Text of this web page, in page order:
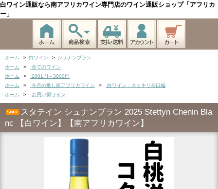
白ワイン通販なら南アフリカワイン専門店のワイン通販ショップ「アフリカ
ー」
ホーム > 白ワイン > シュナンブラン
ホーム
>
全てのワイン
ホーム
>
2001円～3000円
ホーム
> 今月の推し南アフリカワイン >
白ワイン：スッキリ辛口編
ホーム
> お買い得ワイン
スタテイン シュナンブラン 2025 Stettyn Chenin Bla
nc 【白ワイン】【南アフリカワイン】